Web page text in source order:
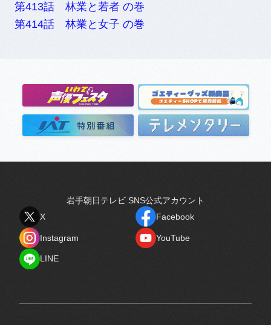
第413話 林業と若者 の巻
第414話 林業と女子 の巻
岩手朝日テレビ SNS公式アカウント
X
Facebook
Instagram
YouTube
LINE